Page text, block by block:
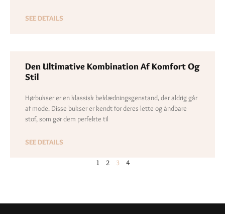
SEE DETAILS
Den Ultimative Kombination Af Komfort Og
Stil
Hørbukser er en klassisk beklædningsgenstand, der aldrig går
af mode. Disse bukser er kendt for deres lette og åndbare
stof, som gør dem perfekte til
SEE DETAILS
1 2 3 4